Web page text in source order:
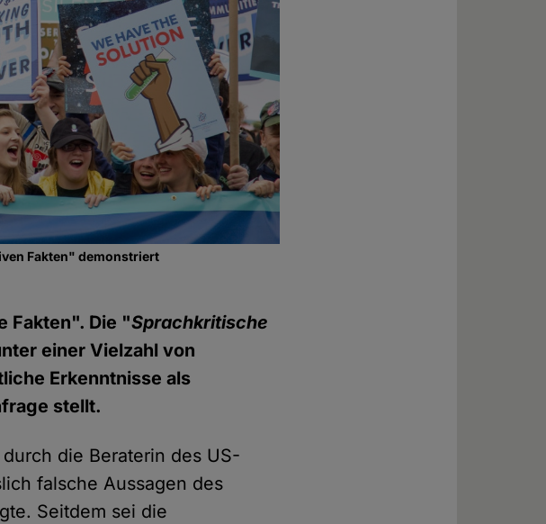
Fakten" demonstriert
Fakten". Die "Sprachkritische
einer Vielzahl von
Erkenntnisse als
stellt.
die Beraterin des US-
falsche Aussagen des
Seitdem sei die